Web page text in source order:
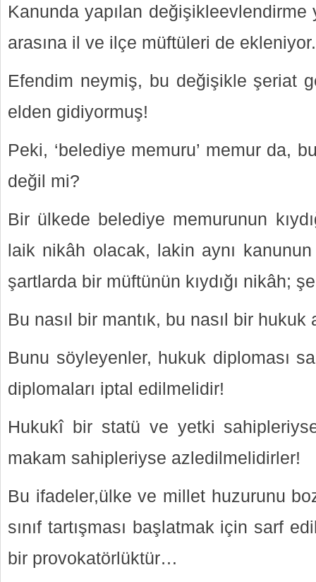
Kanunda yapılan
arasına il ve ilçe müftüleri de ekleniyor.
Efendim neymiş, bu değişikle şeriat
elden gidiyormuş!
Peki, ‘belediye memuru’ memur da,
değil mi?
Bir ülkede belediye memurunun
laik nikâh olacak, lakin aynı
şartlarda bir müftünün kıydığı nikâh;
Bu nasıl bir mantık, bu nasıl bir hukuk
Bunu söyleyenler, hukuk diploması
diplomaları iptal edilmelidir!
Hukukî bir statü ve yetki
makam sahipleriyse azledilmelidirler!
Bu ifadeler,ülke ve millet huzurunu
sınıf tartışması başlatmak için sarf
bir provokatörlüktür…